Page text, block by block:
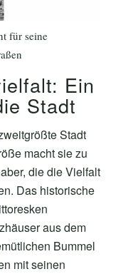
für seine
Ein
Stadt
Stadt
macht sie zu
die die Vielfalt
Das historische
aus dem
Bummel
mit seinen